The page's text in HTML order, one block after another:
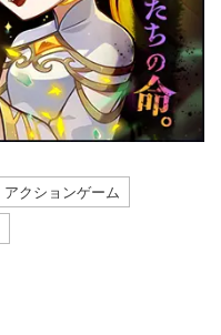
アクションゲーム